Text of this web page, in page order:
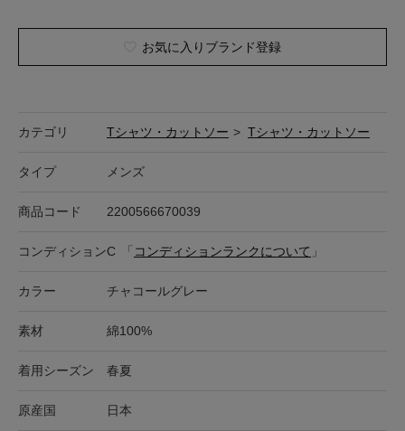
お気に入りブランド登録
カテゴリ Tシャツ・カットソー > Tシャツ・カットソー
タイプ メンズ
商品コード 2200566670039
コンディションC 「 コンディションランクについて 」
カラー チャコールグレー
素材 綿100%
着用シーズン 春夏
原産国 日本